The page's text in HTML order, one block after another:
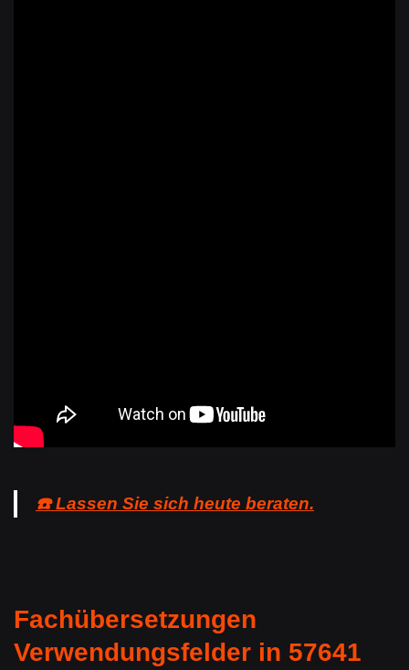
☎️ Lassen Sie sich heute beraten.
Fachübersetzungen
Verwendungsfelder in 57641